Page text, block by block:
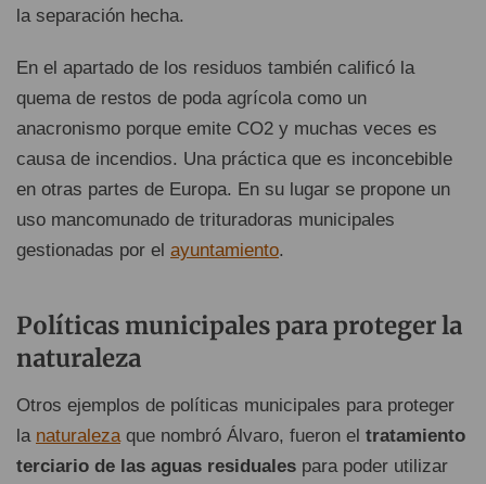
la separación hecha.
En el apartado de los residuos también calificó la
quema de restos de poda agrícola como un
anacronismo porque emite CO2 y muchas veces es
causa de incendios. Una práctica que es inconcebible
en otras partes de Europa. En su lugar se propone un
uso mancomunado de trituradoras municipales
gestionadas por el ayuntamiento.
Políticas municipales para proteger la
naturaleza
Otros ejemplos de políticas municipales para proteger
la naturaleza que nombró Álvaro, fueron el tratamiento
terciario de las aguas residuales para poder utilizar